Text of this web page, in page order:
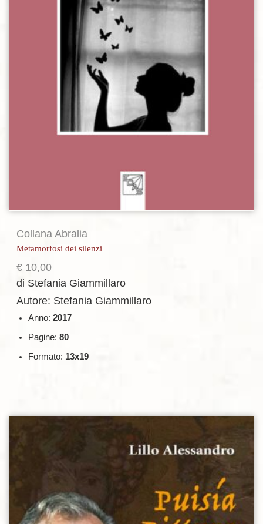
Collana Abralia
Metamorfosi dei silenzi
€ 10,00
di Stefania Giammillaro
Autore: Stefania Giammillaro
Anno: 2017
Pagine: 80
Formato: 13x19
Aggiungi alla lista dei desideri